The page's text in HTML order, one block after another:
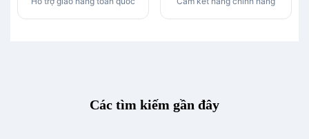
Các tìm kiếm gần đây